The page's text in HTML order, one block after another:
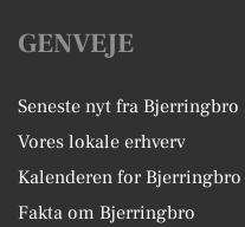
GENVEJE
Seneste nyt fra Bjerringbro
Vores lokale erhverv
Kalenderen for Bjerringbro
Fakta om Bjerringbro